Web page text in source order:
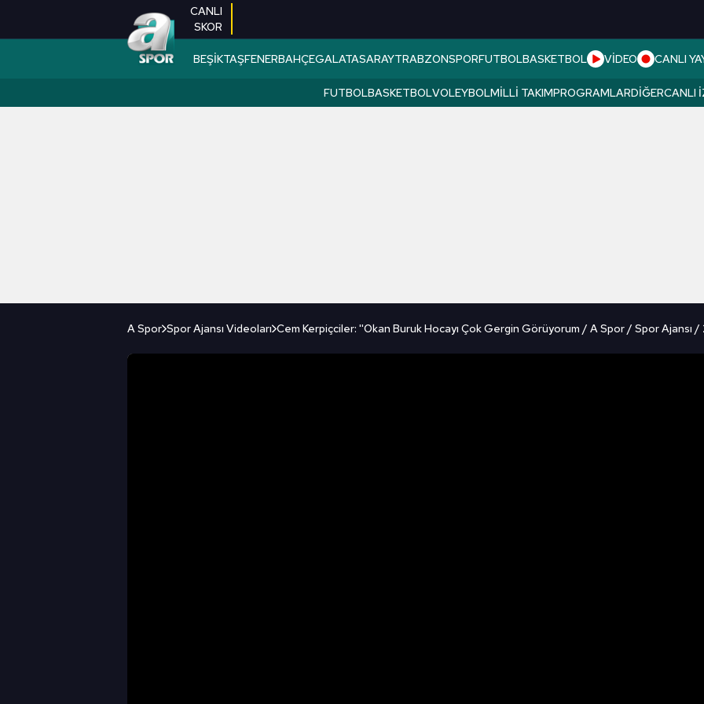
CANLI
SKOR
BEŞİKTAŞFENERBAHÇEGALATASARAYTRABZONSPORFUTBOLBASKETBOL VİDEO CANLI
FUTBOLBASKETBOLVOLEYBOLMILLI TAKIMPROGRAMLARDIĞERCANLI
A Spor Spor Ajansı Videoları Cem Kerpiçciler: ''Okan Buruk Hocayı Çok Gergin Görüyorum / A Spor / Spor Ajansı